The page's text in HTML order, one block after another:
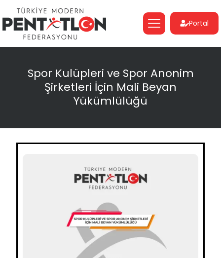
Portal
Spor Kulüpleri ve Spor Anonim
Şirketleri İçin Mali Beyan
Yükümlülüğü